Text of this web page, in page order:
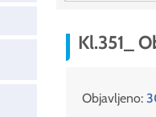
Kl.351_
Objavljeno: